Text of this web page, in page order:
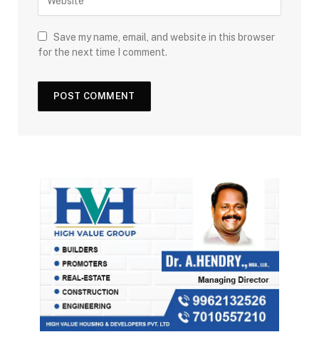
Save my name, email, and website in this browser
for the next time I comment.